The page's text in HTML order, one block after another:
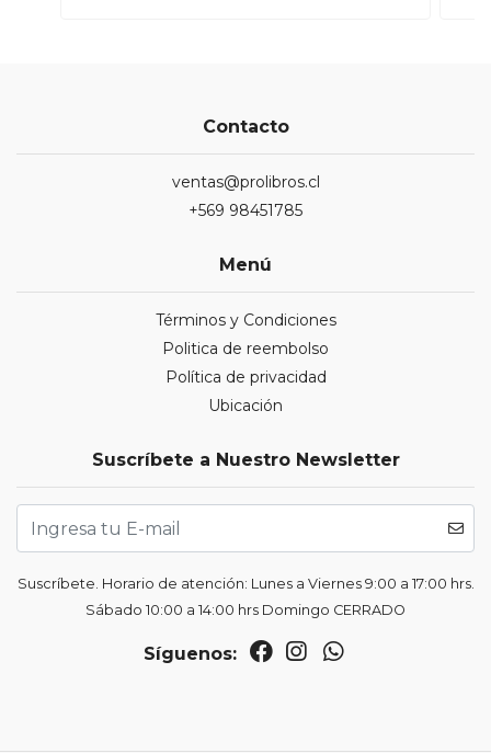
Contacto
ventas@prolibros.cl
+569 98451785
Menú
Términos y Condiciones
Politica de reembolso
Política de privacidad
Ubicación
Suscríbete a Nuestro Newsletter
Suscríbete. Horario de atención: Lunes a Viernes 9:00 a 17:00 hrs.
Sábado 10:00 a 14:00 hrs Domingo CERRADO
Síguenos: